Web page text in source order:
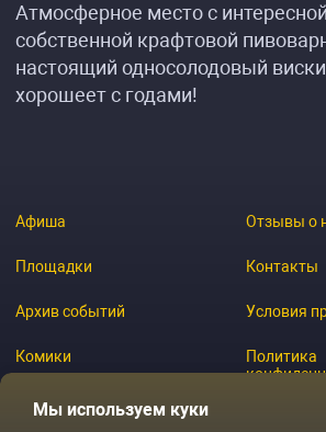
Атмосферное место с
собственной крафтовой
настоящий односолодовый
хорошеет с годами!
Афиша
Площадки
Архив событий
Комики
Журнал
Отзывы о
Контакты
Условия
Политика
Мы используем куки